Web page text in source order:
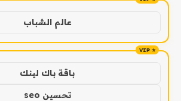
عالم الشباب
باقة باك لينك
تحسين seo